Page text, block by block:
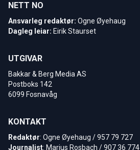
NETT NO
Ansvarleg redaktør: Ogne Øyehaug
Dagleg leiar: Eirik Staurset
UTGIVAR
Bakkar & Berg Media AS
Postboks 142
6099 Fosnavåg
KONTAKT
Redaktør: Ogne Øyehaug / 957 79 727
Journalist: Marius Rosbach / 907 36 774